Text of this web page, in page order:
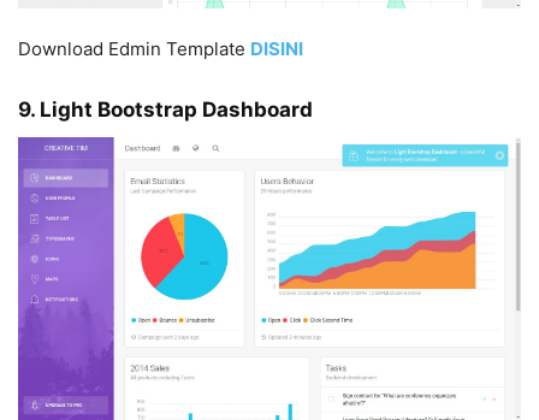
Download Edmin Template DISINI
9. Light Bootstrap Dashboard